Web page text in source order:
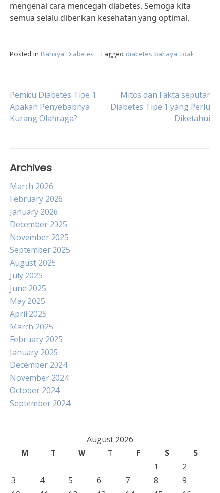
mengenai cara mencegah diabetes. Semoga kita
semua selalu diberikan kesehatan yang optimal.
Posted in Bahaya Diabetes Tagged diabetes bahaya tidak
Post
navigation
Pemicu Diabetes Tipe 1:
Apakah Penyebabnya
Kurang Olahraga?
Mitos dan Fakta seputar
Diabetes Tipe 1 yang Perlu
Diketahui
Archives
March 2026
February 2026
January 2026
December 2025
November 2025
September 2025
August 2025
July 2025
June 2025
May 2025
April 2025
March 2025
February 2025
January 2025
December 2024
November 2024
October 2024
September 2024
August 2026
M
T W T F S
S
1
2
3
4 5 6 7 8
9